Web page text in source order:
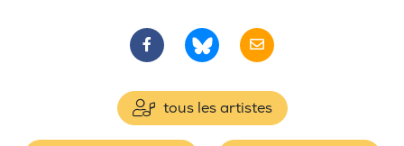
tous les artistes